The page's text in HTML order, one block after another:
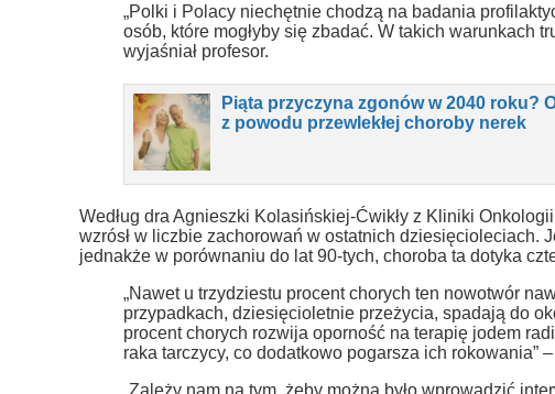
„Polki i Polacy niechętnie chodzą na badania
osób, które mogłyby się zbadać. W takich warunkach
wyjaśniał profesor.
Piąta przyczyna zgonów w 2040 roku?
z powodu przewlekłej choroby nerek
Według dra Agnieszki Kolasińskiej-Ćwikły z Kliniki
wzrósł w liczbie zachorowań w ostatnich dziesięcioleciach.
jednakże w porównaniu do lat 90-tych, choroba ta dotyka
„Nawet u trzydziestu procent chorych ten nowotwór
przypadkach, dziesięcioletnie przeżycia, spadają do
procent chorych rozwija oporność na terapię jodem
raka tarczycy, co dodatkowo pogarsza ich rokowania”
„Zależy nam na tym, żeby można było wprowadzić